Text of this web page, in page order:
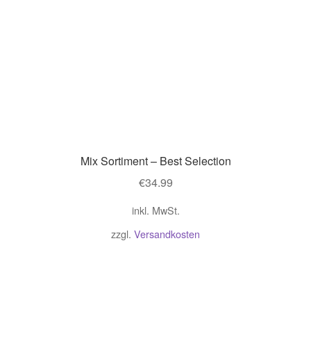
Mix Sortiment – Best Selection
€34.99
inkl. MwSt.
zzgl. Versandkosten